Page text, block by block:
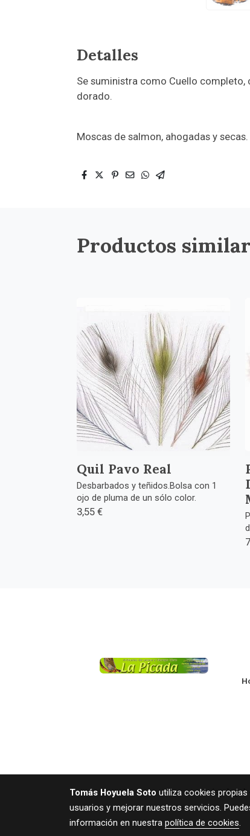
Detalles
Se suministra como Cuello
dorado.
Moscas de salmon, ahogadas y secas.
Productos
Quil Pavo Real
Desbarbados y teñidos.Bolsa con 1
ojo de pluma de un sólo color.
3,55 €
Aviso legal
Tomás Hoyuela Soto utiliza cookies
usuarios y mejorar nuestros servicios.
información en nuestra política de cookies.